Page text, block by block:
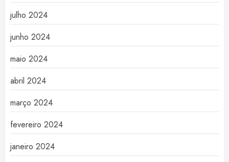
julho 2024
junho 2024
maio 2024
abril 2024
março 2024
fevereiro 2024
janeiro 2024